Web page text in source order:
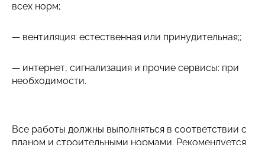
всех норм;
— вентиляция: естественная или принудительная;;
— интернет, сигнализация и прочие сервисы: при
необходимости.
Все работы должны выполняться в соответствии с
планом и строительными нормами. Рекомендуется